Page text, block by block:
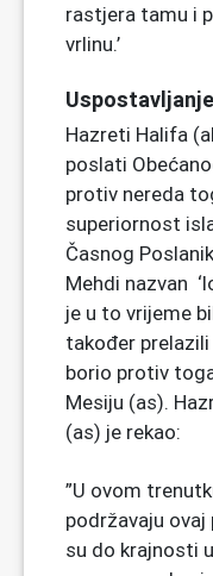
rastjera tamu i
vrlinu.’
Hazreti Halifa
poslati
protiv nereda
superiornost
Časnog
Mehdi nazvan
je u to vrijeme
također
borio protiv
Mesiju (as).
(as) je rekao:
”U ovom
podržavaju
su do krajnosti